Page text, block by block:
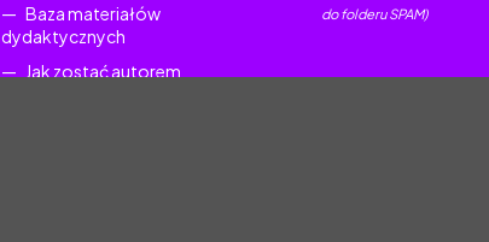
Baza materiałów
dydaktycznych
Jak zostać autorem
do folderu SPAM)